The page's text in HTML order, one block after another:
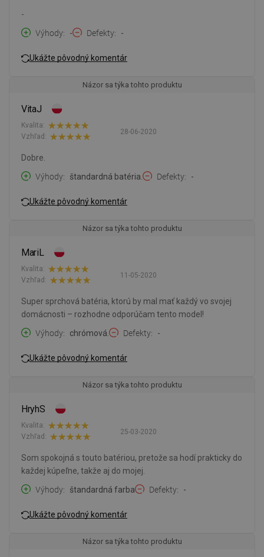
-
Výhody
- Defekty -
Ukážte pôvodný komentár
Názor sa týka tohto produktu
VitaJ
28-06-2020
Kvalita:
Vzhľad:
Dobre.
Výhody
štandardná batéria. Defekty -
Ukážte pôvodný komentár
Názor sa týka tohto produktu
MariL
11-05-2020
Kvalita:
Vzhľad:
Super sprchová batéria, ktorú by mal mať každý vo svojej
domácnosti – rozhodne odporúčam tento model!
Výhody
chrómová. Defekty -
Ukážte pôvodný komentár
Názor sa týka tohto produktu
HryhS
25-03-2020
Kvalita:
Vzhľad:
Som spokojná s touto batériou, pretože sa hodí prakticky do
každej kúpeľne, takže aj do mojej.
Výhody
štandardná farba Defekty -
Ukážte pôvodný komentár
Názor sa týka tohto produktu